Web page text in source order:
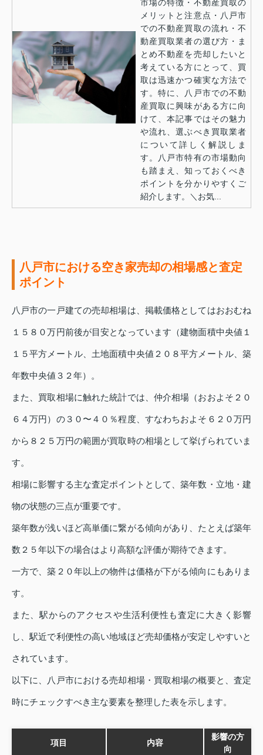
市場の特徴・不動産買取の
メリットと注意点・八戸市
での不動産買取の流れ・不
動産買取業者の選び方・ま
とめ不動産を売却したいと
考えている方にとって、買
取は迅速かつ確実な方法で
す。特に、八戸市での不動
産買取に興味がある方に向
けて、本記事ではその魅力
や流れ、選ぶべき買取業者
について詳しく解説しま
す。八戸市特有の市場動向
も踏まえ、知っておくべき
ポイントを分かりやすくご
紹介します。＼お気...
八戸市における空き家売却の相場感と査定
ポイント
八戸市の一戸建ての売却相場は、掲載価格としてはおおむね
１５８０万円前後が目安となっています（建物面積中央値１
１５平方メートル、土地面積中央値２０８平方メートル、築
年数中央値３２年）。
また、買取相場に触れた統計では、仲介相場（おおよそ２０
６４万円）の３０〜４０％程度、すなわちおよそ６２０万円
から８２５万円の範囲が買取時の相場として挙げられていま
す。
相場に影響する主な査定ポイントとして、築年数・立地・建
物の状態の三点が重要です。
築年数が浅いほど高単価に繋がる傾向があり、たとえば築年
数２５年以下の場合はより高額な評価が期待できます。
一方で、築２０年以上の物件は価格が下がる傾向にもありま
す。
また、駅からのアクセスや生活利便性も査定に大きく影響
し、駅近で利便性の高い地域ほど売却価格が安定しやすいと
されています。
以下に、八戸市における売却相場・買取相場の概要と、査定
時にチェックすべき主な要素を整理した表を示します。
項目 内容
影響の方
向